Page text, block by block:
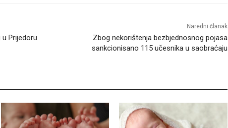
Prijedoru
Naredni članak
Zbog nekorištenja bezbjednosnog pojasa
sankcionisano 115 učesnika u saobraćaju